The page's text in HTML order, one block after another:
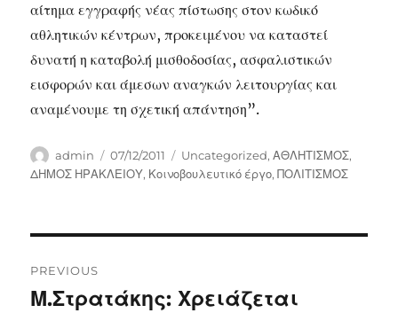
αίτημα εγγραφής νέας πίστωσης στον κωδικό
αθλητικών κέντρων, προκειμένου να καταστεί
δυνατή η καταβολή μισθοδοσίας, ασφαλιστικών
εισφορών και άμεσων αναγκών λειτουργίας και
αναμένουμε τη σχετική απάντηση”.
Author
admin
Posted
on
07/12/2011 Categories
Uncategorized,ΑΘΛΗΤΙΣΜΟΣ,
ΔΗΜΟΣ ΗΡΑΚΛΕΙΟΥ, Κοινοβουλευτικό έργο,ΠΟΛΙΤΙΣΜΟΣ
navigation
PREVIOUS
Previous
Μ.Στρατάκης: Χρειάζεται